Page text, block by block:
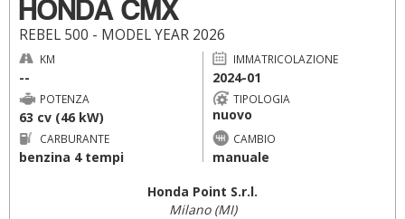
HONDA CMX
REBEL 500 - MODEL YEAR 2026
KM
--
IMMATRICOLAZIONE
2024-01
POTENZA
63 cv (46 kW)
TIPOLOGIA
nuovo
CARBURANTE
benzina 4 tempi
CAMBIO
manuale
Honda Point S.r.l.
Milano (MI)